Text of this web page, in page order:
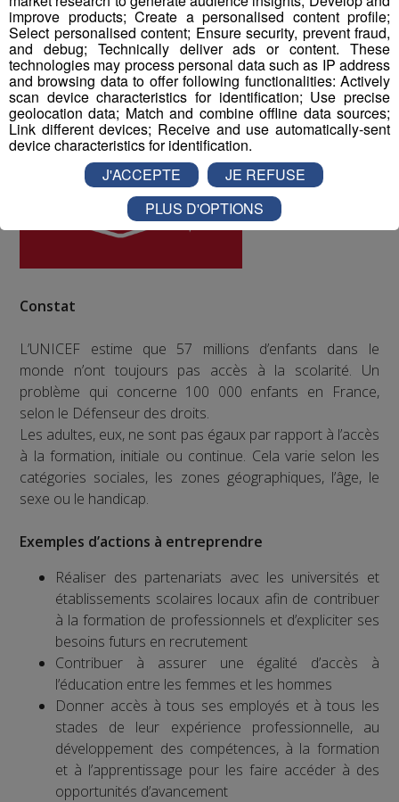
ODD numéro 4 : Education de qualité
Constat
L’UNICEF estime que 57 millions d’enfants dans le
monde n’ont toujours pas accès à la scolarité. Un
problème qui concerne 100 000 enfants en France,
selon le Défenseur des droits.
Les adultes, eux, ne sont pas égaux par rapport à l’accès
à la formation, initiale ou continue. Cela varie selon les
catégories sociales, les zones géographiques, l’âge, le
sexe ou le handicap.
Exemples d’actions à entreprendre
Réaliser des partenariats avec les universités et
établissements scolaires locaux afin de contribuer
à la formation de professionnels et d’expliciter ses
besoins futurs en recrutement
Contribuer à assurer une égalité d’accès à
l’éducation entre les femmes et les hommes
Donner accès à tous ses employés et à tous les
stades de leur expérience professionnelle, au
développement des compétences, à la formation
et à l’apprentissage pour les faire accéder à des
opportunités d’avancement
improve products; Create a personalised content profile;
Select personalised content; Ensure security, prevent fraud,
and debug; Technically deliver ads or content. These
technologies may process personal data such as IP address
and browsing data to offer following functionalities: Actively
scan device characteristics for identification; Use precise
geolocation data; Match and combine offline data sources;
Link different devices; Receive and use automatically-sent
device characteristics for identification.
J'ACCEPTE
JE REFUSE
PLUS D'OPTIONS